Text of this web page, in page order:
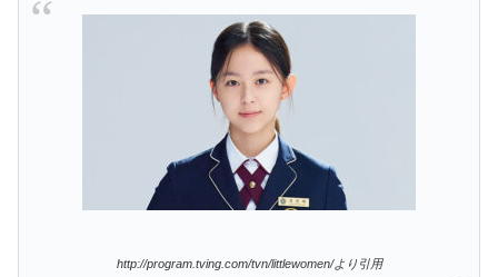
http://program.tving.com/tvn/littlewomen/より引用